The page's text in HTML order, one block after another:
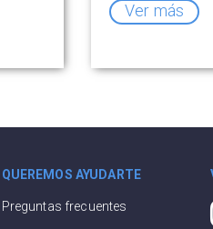
Ver más
QUEREMOS AYUDARTE
Preguntas frecuentes